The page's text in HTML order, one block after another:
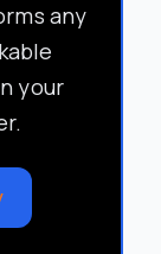
any
your